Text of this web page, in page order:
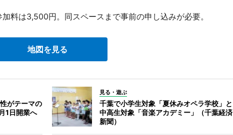
料は3,500円。同スペースまで事前の申し込みが必要。
地図を見る
がテーマの
1日開業へ
見る・遊ぶ
千葉で小学生対象「夏休みオペラ学校」と
中高生対象「音楽アカデミー」（千葉経済
新聞）